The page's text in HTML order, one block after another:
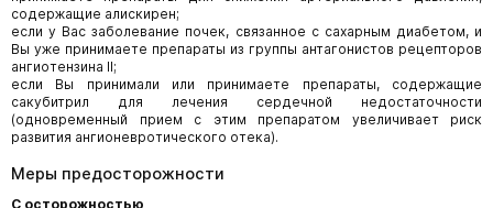
содержащие алискирен;
если у Вас заболевание почек, связанное с сахарным диабетом, и
Вы уже принимаете препараты из группы антагонистов рецепторов
ангиотензина II;
если Вы принимали или принимаете препараты, содержащие
сакубитрил для лечения сердечной недостаточности
(одновременный прием с этим препаратом увеличивает риск
развития ангионевротического отека).
Меры предосторожности
С осторожностью